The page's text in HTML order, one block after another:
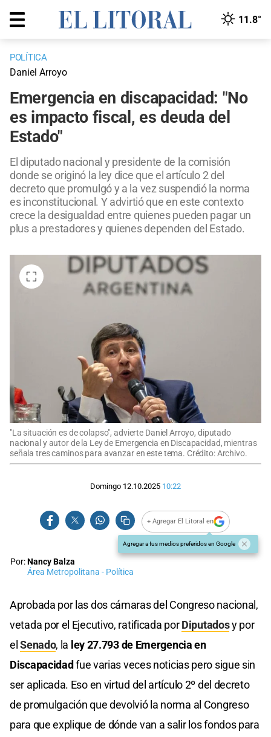
11.8°
POLÍTICA
Daniel Arroyo
Emergencia en discapacidad: "No
es impacto fiscal, es deuda del
Estado"
El diputado nacional y presidente de la comisión
donde se originó la ley dice que el artículo 2 del
decreto que promulgó y a la vez suspendió la norma
es inconstitucional. Y advirtió que en este contexto
crece la desigualdad entre quienes pueden pagar un
plus a prestadores y quienes dependen del Estado.
"La situación es de colapso", advierte Daniel Arroyo, diputado
nacional y autor de la Ley de Emergencia en Discapacidad, mientras
señala tres caminos para avanzar en este tema. Crédito: Archivo.
Domingo 12.10.2025 10:22
+ Agregar El Litoral en
Agregar a tus medios preferidos en Google
Por:Nancy Balza
Área Metropolitana - Política
Aprobada por las dos cámaras del Congreso nacional,
vetada por el Ejecutivo, ratificada porDiputadosy por
elSenado, la ley 27.793 de Emergencia en
Discapacidadfue varias veces noticias pero sigue sin
ser aplicada. Eso en virtud del artículo 2º del decreto
de promulgación que devolvió la norma al Congreso
para que explique de dónde van a salir los fondos para